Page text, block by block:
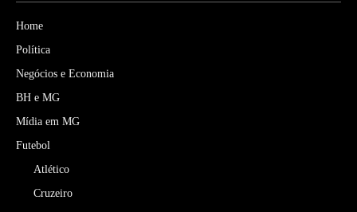
Home
Política
Negócios e Economia
BH e MG
Mídia em MG
Futebol
Atlético
Cruzeiro